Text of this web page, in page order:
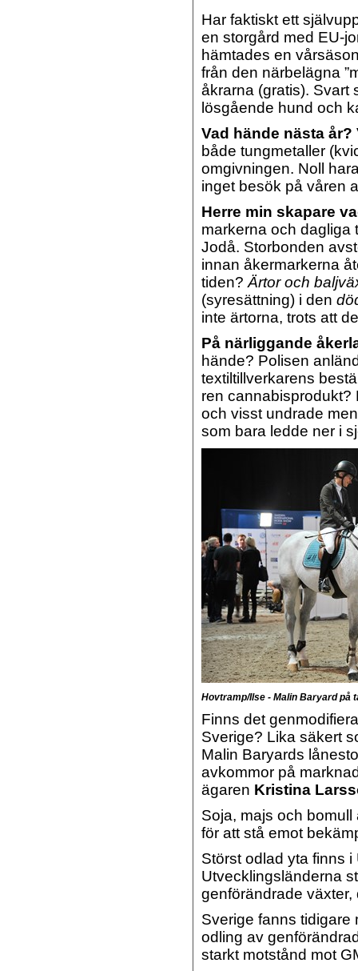
Har faktiskt ett
en storgård med EU-
hämtades en
från den närbelägna
åkrarna (gratis). Svart
lösgående hund och
Vad hände nästa år?
både tungmetaller
omgivningen. Noll
inget besök på våren
Herre min skapare
markerna och dagliga
Jodå. Storbonden
innan åkermarkerna
tiden? Ärtor och
(syresättning) i den
inte ärtorna, trots att
På närliggande
hände? Polisen
textiltillverkarens
ren cannabisprodukt?
och visst undrade
som bara ledde ner i
Hovtramp/Ilse - Malin Baryard på
Finns det
Sverige? Lika säkert
Malin Baryards
avkommor på
ägaren Kristina
Soja, majs och
för att stå emot
Störst odlad yta finns
Utvecklingsländerna
genförändrade
Sverige fanns tidigare
odling av
starkt motstånd mot